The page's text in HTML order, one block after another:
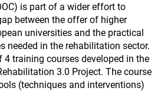
is part of a wider effort to
between the offer of higher
universities and the practical
needed in the rehabilitation sector.
4 training courses developed in the
3.0 Project. The course
(techniques and interventions)